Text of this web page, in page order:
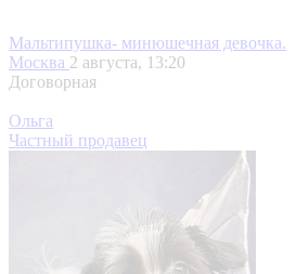
Мальтипушка- минюшечная девочка.
Москва 2 августа, 13:20
Договорная
Ольга
Частный продавец